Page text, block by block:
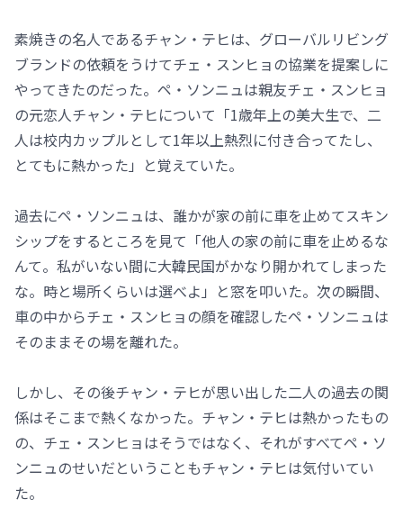
素焼きの名人であるチャン・テヒは、グローバルリビング
ブランドの依頼をうけてチェ・スンヒョの協業を提案しに
やってきたのだった。ペ・ソンニュは親友チェ・スンヒョ
の元恋人チャン・テヒについて「1歳年上の美大生で、二
人は校内カップルとして1年以上熱烈に付き合ってたし、
とてもに熱かった」と覚えていた。
過去にペ・ソンニュは、誰かが家の前に車を止めてスキン
シップをするところを見て「他人の家の前に車を止めるな
んて。私がいない間に大韓民国がかなり開かれてしまった
な。時と場所くらいは選べよ」と窓を叩いた。次の瞬間、
車の中からチェ・スンヒョの顔を確認したペ・ソンニュは
そのままその場を離れた。
しかし、その後チャン・テヒが思い出した二人の過去の関
係はそこまで熱くなかった。チャン・テヒは熱かったもの
の、チェ・スンヒョはそうではなく、それがすべてペ・ソ
ンニュのせいだということもチャン・テヒは気付いてい
た。